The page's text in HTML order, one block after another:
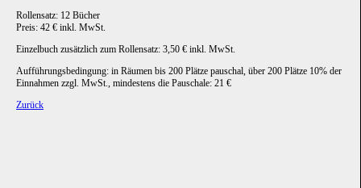
Rollensatz: 12 Bücher
Preis: 42 € inkl. MwSt.
Einzelbuch zusätzlich zum Rollensatz: 3,50 € inkl. MwSt.
Aufführungsbedingung: in Räumen bis 200 Plätze pauschal, über 200 Plätze 10% der
Einnahmen zzgl. MwSt., mindestens die Pauschale: 21 €
Zurück